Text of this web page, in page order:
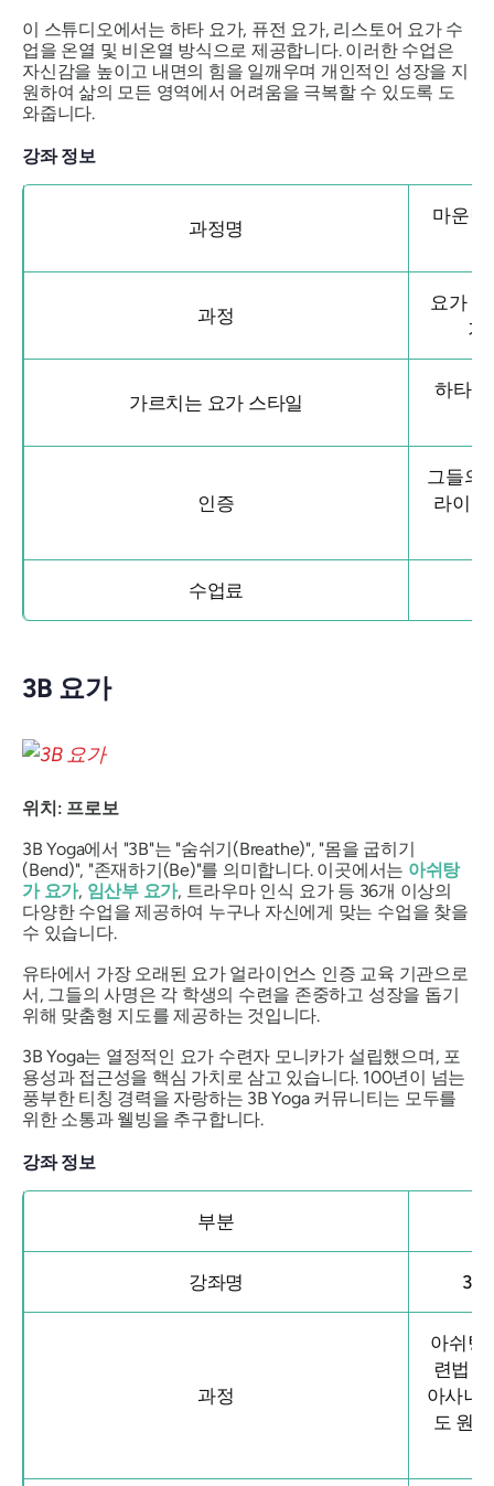
이 스튜디오에서는 하타 요가, 퓨전 요가, 리스토어 요가 수
업을 온열 및 비온열 방식으로 제공합니다. 이러한 수업은
자신감을 높이고 내면의 힘을 일깨우며 개인적인 성장을 지
원하여 삶의 모든 영역에서 어려움을 극복할 수 있도록 도
와줍니다.
강좌 정보
과정명
마운틴
과정
요가
기
가르치는 요가 스타일
하타
인증
그들의
라이언
수업료
3B 요가
위치: 프로보
3B Yoga에서 "3B"는 "숨쉬기(Breathe)", "몸을 굽히기
(Bend)", "존재하기(Be)"를 의미합니다. 이곳에서는 아쉬탕
가 요가, 임산부 요가, 트라우마 인식 요가 등 36개 이상의
다양한 수업을 제공하여 누구나 자신에게 맞는 수업을 찾을
수 있습니다.
유타에서 가장 오래된 요가 얼라이언스 인증 교육 기관으로
서, 그들의 사명은 각 학생의 수련을 존중하고 성장을 돕기
위해 맞춤형 지도를 제공하는 것입니다.
3B Yoga는 열정적인 요가 수련자 모니카가 설립했으며, 포
용성과 접근성을 핵심 가치로 삼고 있습니다. 100년이 넘는
풍부한 티칭 경력을 자랑하는 3B Yoga 커뮤니티는 모두를
위한 소통과 웰빙을 추구합니다.
강좌 정보
부분
강좌명 3B
과정
아쉬탕
련법
아사나
도 원